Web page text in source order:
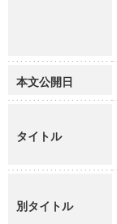
本文公開日
タイトル
別タイトル